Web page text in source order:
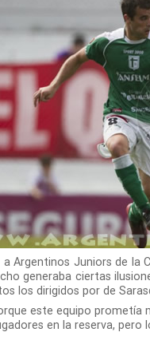
Argentinos Juniors de la
generaba ciertas
los dirigidos por de
este equipo
en la reserva, pero